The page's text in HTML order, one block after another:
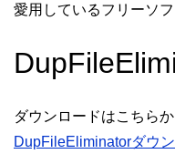
愛用しているフリーソ
ダウンロードはこちら
DupFileEliminatorダウ